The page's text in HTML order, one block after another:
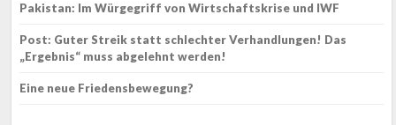
Pakistan: Im Würgegriff von Wirtschaftskrise und IWF
Post: Guter Streik statt schlechter Verhandlungen! Das
„Ergebnis“ muss abgelehnt werden!
Eine neue Friedensbewegung?